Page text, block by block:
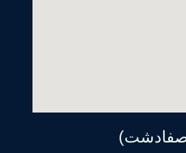
صفادشت)